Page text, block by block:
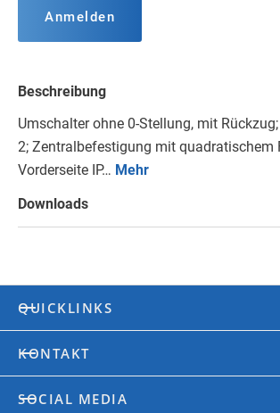
Anmelden
Beschreibung
Umschalter ohne 0-Stellung, mit Rückzug;
2; Zentralbefestigung mit quadratischem
Vorderseite IP… Mehr
Downloads
QUICKLINKS
KONTAKT
SOCIAL MEDIA